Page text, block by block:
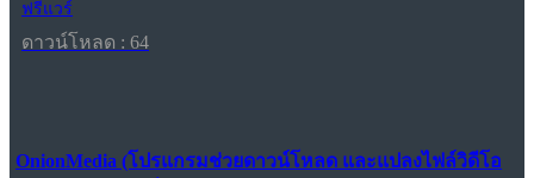
ฟรีแวร์
ดาวน์โหลด : 64
OnionMedia (โปรแกรมช่วยดาวน์โหลด และแปลงไฟล์วิดีโอ